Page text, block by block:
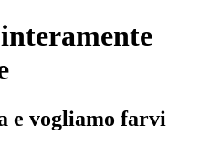
e vogliamo farvi